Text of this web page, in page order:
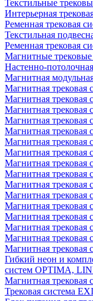
Текстильные
Интерьерная
Ременная трековая
Текстильная
Ременная трековая
Магнитные
Настенно-
Магнитная
Магнитная
Магнитная
Магнитная
Магнитная трековая
Магнитная
Магнитная трековая
Магнитная трековая
Магнитная трековая
Магнитная трековая
Магнитная трековая
Магнитная трековая
Магнитная трековая
Магнитная
Магнитная
Магнитная трековая
Магнитная трековая
Гибкий неон и
систем OPTIMA,
Магнитная трековая
Трековая система